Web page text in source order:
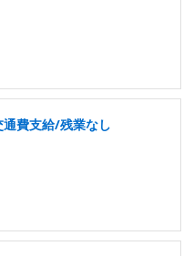
費支給/残業なし